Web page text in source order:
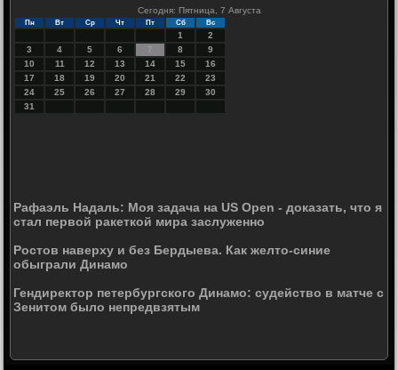
Сегодня: Пятница, 7 Августа
Пн Вт Ср Чт Пт Сб Вс
1
2
3
4 5 6 7 8
9
10
11 12 13 14 15
16
17
18 19 20 21 22
23
24
25 26 27 28 29
30
31
Рафаэль Надаль: Моя задача на US Open - доказать, что я
стал первой ракеткой мира заслуженно
Ростов наверху и без Бердыева. Как желто-синие
обыграли Динамо
Гендиректор петербургского Динамо: судейство в матче с
Зенитом было непредвзятым